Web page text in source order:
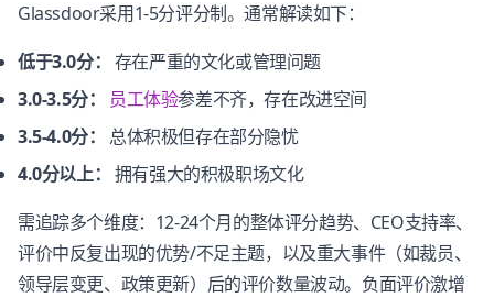
Glassdoor采用1-5分评分制。通常解读如下：
低于3.0分： 存在严重的文化或管理问题
3.0-3.5分：
员工体验参差不齐，存在改进空间
3.5-4.0分：
总体积极但存在部分隐忧
4.0分以上： 拥有强大的积极职场文化
需追踪多个维度：12-24个月的整体评分趋势、CEO支持率、
评价中反复出现的优势/不足主题，以及重大事件（如裁员、
领导层变更、政策更新）后的评价数量波动。负面评价激增